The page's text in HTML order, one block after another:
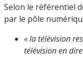
Selon le référentiel
par le pôle
« la télévision
télévision en